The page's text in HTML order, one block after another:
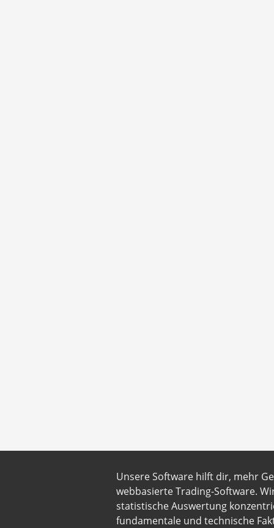
Unsere Software hilft dir, mehr
webbasierte Trading-Software.
statistische Auswertung
fundamentale und technische